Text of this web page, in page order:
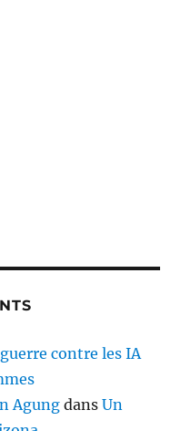
contre les IA
Agung dansUn